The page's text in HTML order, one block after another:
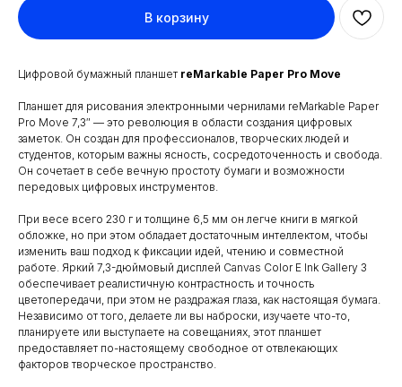
В корзину
Цифровой бумажный планшет reMarkable Paper Pro Move
Планшет для рисования электронными чернилами reMarkable Paper
Pro Move 7,3″ — это революция в области создания цифровых
заметок. Он создан для профессионалов, творческих людей и
студентов, которым важны ясность, сосредоточенность и свобода.
Он сочетает в себе вечную простоту бумаги и возможности
передовых цифровых инструментов.
При весе всего 230 г и толщине 6,5 мм он легче книги в мягкой
обложке, но при этом обладает достаточным интеллектом, чтобы
изменить ваш подход к фиксации идей, чтению и совместной
работе. Яркий 7,3-дюймовый дисплей Canvas Color E Ink Gallery 3
обеспечивает реалистичную контрастность и точность
цветопередачи, при этом не раздражая глаза, как настоящая бумага.
Независимо от того, делаете ли вы наброски, изучаете что-то,
планируете или выступаете на совещаниях, этот планшет
предоставляет по-настоящему свободное от отвлекающих
факторов творческое пространство.